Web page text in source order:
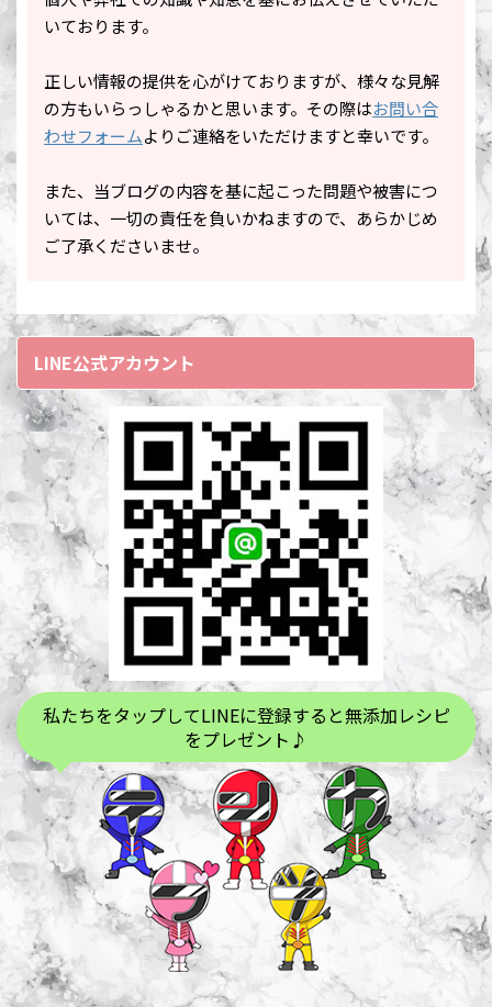
いております。
正しい情報の提供を心がけておりますが、様々な見解
の方もいらっしゃるかと思います。その際はお問い合
わせフォームよりご連絡をいただけますと幸いです。
また、当ブログの内容を基に起こった問題や被害につ
いては、一切の責任を負いかねますので、あらかじめ
ご了承くださいませ。
LINE公式アカウント
私たちをタップしてLINEに登録すると無添加レシピ
をプレゼント♪